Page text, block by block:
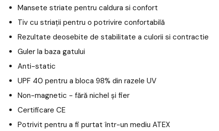
Mansete striate pentru caldura si confort
Tiv cu striații pentru o potrivire confortabilă
Rezultate deosebite de stabilitate a culorii si contractie
Guler la baza gatului
Anti-static
UPF 40 pentru a bloca 98% din razele UV
Non-magnetic - fără nichel și fier
Certificare CE
Potrivit pentru a fi purtat într-un mediu ATEX